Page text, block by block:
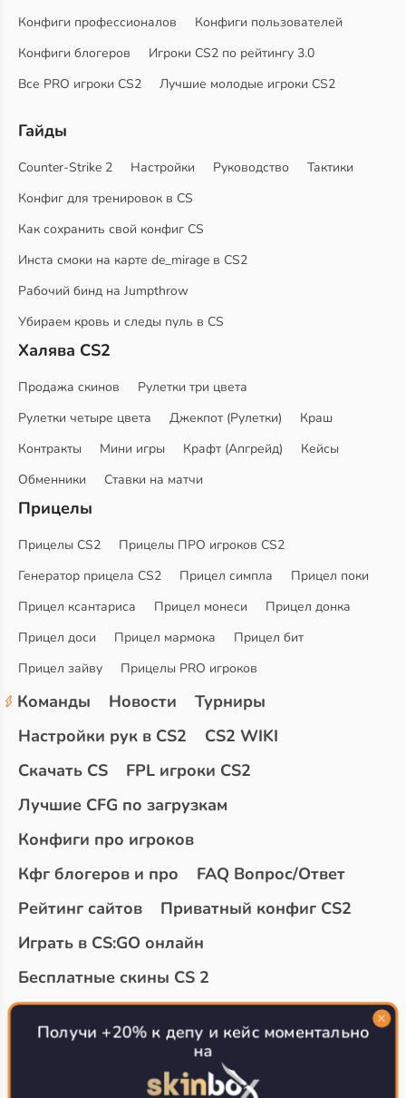
Конфиги профессионалов
Конфиги пользователей
Конфиги блогеров
Игроки CS2 по рейтингу 3.0
Все PRO игроки CS2
Лучшие молодые игроки CS2
Гайды
Counter-Strike 2 Настройки Руководство
Тактики
Конфиг для тренировок в CS
Как сохранить свой конфиг CS
Инста смоки на карте de_mirage в CS2
Рабочий бинд на Jumpthrow
Убираем кровь и следы пуль в CS
Халява CS2
Продажа скинов
Рулетки три цвета
Рулетки четыре цвета
Джекпот (Рулетки)
Краш
Контракты
Мини игры Крафт (Апгрейд)
Кейсы
Обменники
Ставки на матчи
Прицелы
Прицелы CS2
Прицелы ПРО игроков CS2
Генератор прицела CS2
Прицел симпла
Прицел поки
Прицел ксантариса
Прицел монеси
Прицел донка
Прицел доси
Прицел мармока
Прицел бит
Прицел зайву
Прицелы PRO игроков
Команды Новости
Турниры
Настройки рук в CS2
CS2 WIKI
Скачать CS
FPL игроки CS2
Лучшие CFG по загрузкам
Конфиги про игроков
Кфг блогеров и про
FAQ Вопрос/Ответ
Рейтинг сайтов
Приватный конфиг CS2
Играть в CS:GO онлайн
Бесплатные скины CS 2
Топ сайтов с халявой КС 2
О проекте
Получи +20% к депу и кейс моментально
на